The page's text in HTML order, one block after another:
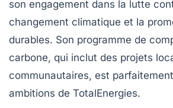
son engagement dans la lutte
changement climatique et la
durables. Son programme de
carbone, qui inclut des projets
communautaires, est
ambitions de TotalEnergies.